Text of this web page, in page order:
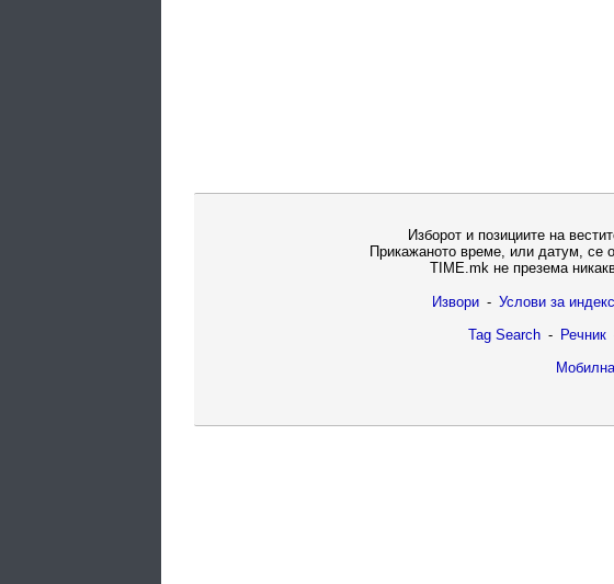
Изборот и позициите на
Прикажаното време, или датум, се
TIME.mk не презема
Извори - Услови за
Tag Search - Речник